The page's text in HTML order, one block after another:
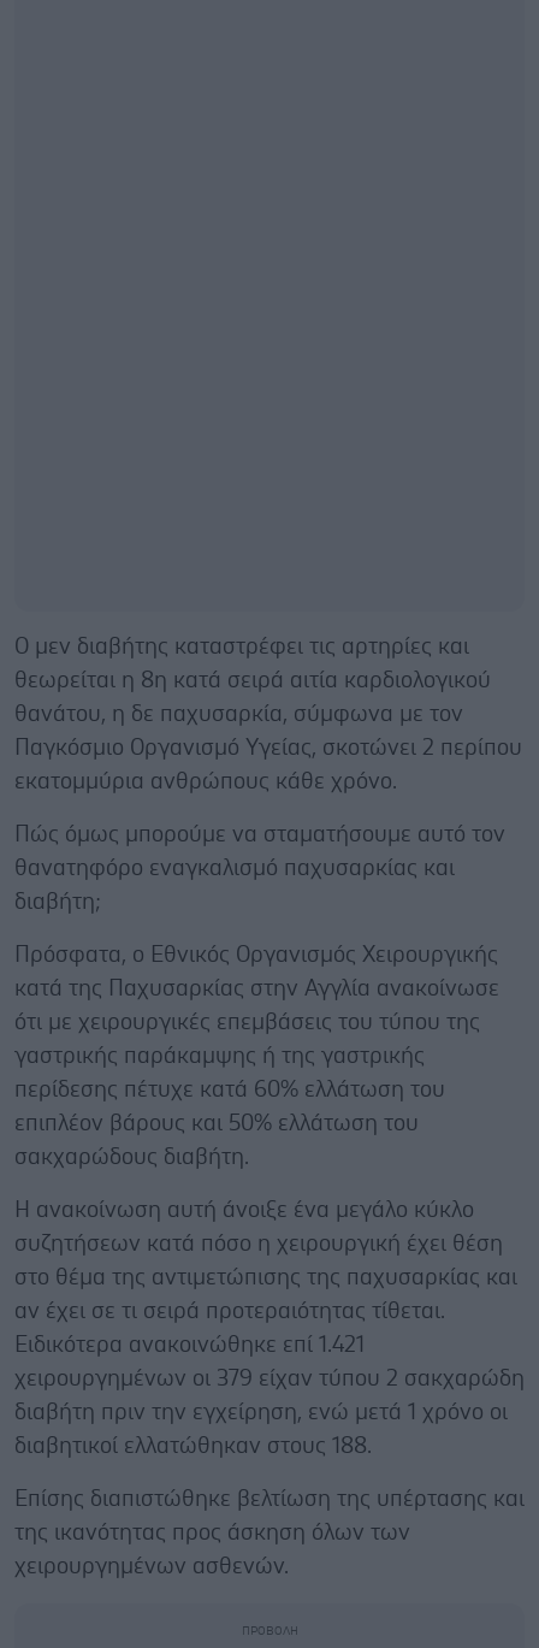
Ο μεν διαβήτης καταστρέφει τις αρτηρίες και
θεωρείται η 8η κατά σειρά αιτία καρδιολογικού
θανάτου, η δε παχυσαρκία, σύμφωνα με τον
Παγκόσμιο Οργανισμό Υγείας, σκοτώνει 2 περίπου
εκατομμύρια ανθρώπους κάθε χρόνο.
Πώς όμως μπορούμε να σταματήσουμε αυτό τον
θανατηφόρο εναγκαλισμό παχυσαρκίας και
διαβήτη;
Πρόσφατα, ο Εθνικός Οργανισμός Χειρουργικής
κατά της Παχυσαρκίας στην Αγγλία ανακοίνωσε
ότι με χειρουργικές επεμβάσεις του τύπου της
γαστρικής παράκαμψης ή της γαστρικής
περίδεσης πέτυχε κατά 60% ελλάτωση του
επιπλέον βάρους και 50% ελλάτωση του
σακχαρώδους διαβήτη.
Η ανακοίνωση αυτή άνοιξε ένα μεγάλο κύκλο
συζητήσεων κατά πόσο η χειρουργική έχει θέση
στο θέμα της αντιμετώπισης της παχυσαρκίας και
αν έχει σε τι σειρά προτεραιότητας τίθεται.
Ειδικότερα ανακοινώθηκε επί 1.421
χειρουργημένων οι 379 είχαν τύπου 2 σακχαρώδη
διαβήτη πριν την εγχείρηση, ενώ μετά 1 χρόνο οι
διαβητικοί ελλατώθηκαν στους 188.
Επίσης διαπιστώθηκε βελτίωση της υπέρτασης και
της ικανότητας προς άσκηση όλων των
χειρουργημένων ασθενών.